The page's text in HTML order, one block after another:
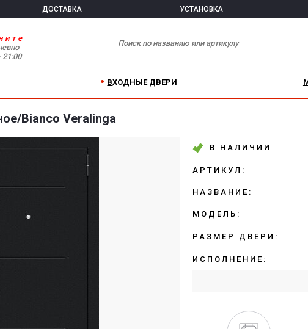
ДОСТАВКА УСТАНОВКА
21:00
ВХОДНЫЕ ДВЕРИ
Bianco Veralinga
В НАЛИЧИИ
АРТИКУЛ:
НАЗВАНИЕ:
МОДЕЛЬ:
РАЗМЕР ДВЕРИ:
ИСПОЛНЕНИЕ: